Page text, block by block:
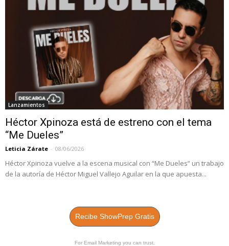
Lanzamientos
Héctor Xpinoza está de estreno con el tema
“Me Dueles”
Leticia Zárate - 08/06/2026
Héctor Xpinoza vuelve a la escena musical con “Me Dueles” un trabajo
de la autoría de Héctor Miguel Vallejo Aguilar en la que apuesta...
Recibe ShowPrep Gratis
For Email Marketing you can trust.